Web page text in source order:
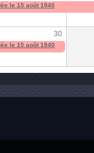
le 15 août 1940
30
le 15 août 1940